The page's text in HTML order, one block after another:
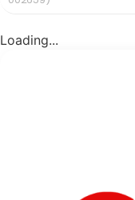
Loading...